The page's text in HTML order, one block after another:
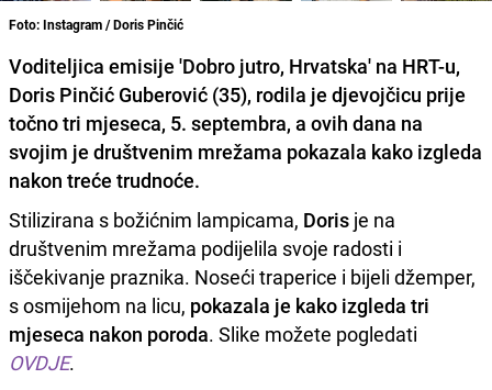
Foto: Instagram / Doris Pinčić
Voditeljica emisije 'Dobro jutro, Hrvatska' na HRT-u,
Doris Pinčić Guberović (35), rodila je djevojčicu prije
točno tri mjeseca, 5. septembra, a ovih dana na
svojim je društvenim mrežama pokazala kako izgleda
nakon treće trudnoće.
Stilizirana s božićnim lampicama, Doris je na
društvenim mrežama podijelila svoje radosti i
iščekivanje praznika. Noseći traperice i bijeli džemper,
s osmijehom na licu, pokazala je kako izgleda tri
mjeseca nakon poroda. Slike možete pogledati
OVDJE.